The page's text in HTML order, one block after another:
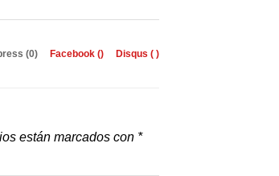
(0) Facebook () Disqus ( )
están marcados con *